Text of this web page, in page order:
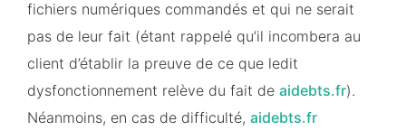
fichiers numériques commandés et qui ne serait
pas de leur fait (étant rappelé qu’il incombera au
client d’établir la preuve de ce que ledit
dysfonctionnement relève du fait de aidebts.fr).
Néanmoins, en cas de difficulté, aidebts.fr